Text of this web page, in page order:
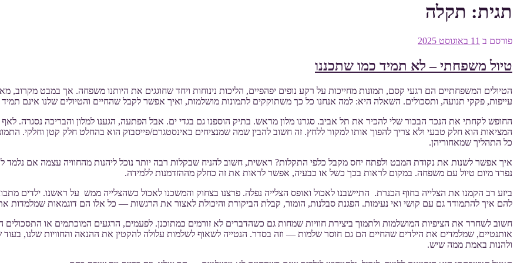
תגית: תקלה
פורסם ב 11 באוגוסט 2025
טיול משפחתי – לא תמיד כמו שתכננו
הטיולים המשפחתיים הם רגעי קסם, תמונות מחייכות על רקע נופים יפהפיים, הליכות נינוחות ויחד שחוגגים את היותנו משפחה. אך במבט מקרוב,
עייפות, פקקי תנועה, ותסכולים. השאלה היא: למה אנחנו כל כך משתוקקים לתמונות מושלמות, ואיך אפשר לקבל שהחיים והטיולים שלנו אינם
החופש לקחתי את הנכד הבכור שלי להכיר את תל אביב. סגרנו מלון מראש. בתיק הוספנו גם בגדי ים. אבל הפתעה, הגענו למלון והבריכה נסגרה.
המציאות הוא חלק טבעי ולא צריך להפוך אותו למקור ללחץ. זה חשוב להבין שמה שמנציחים באינסטגרם/פייסבוק הוא בהחלט חלק קטן וחלקי.
כל התהליך שמאחוריהן.
איך אפשר לשנות את נקודת המבט ולפתח יחס מקבל כלפי התקלות? ראשית, חשוב להניח שבקלות רבה יותר נוכל ליהנות מהחוויה עצמה אם
נפרד מיום טיול עם משפחה. במקום לראות בכך כשל או כבעיה, אפשר לראות את זה כחלק מההזדמנות ללמידה.
ביזע רב הקמנו את הצלייה בחוף הכנרת. התיישבנו לאכול ואופס הצלייה נפלה. פרצנו בצחוק והמשכנו לאכול כשהצלייה ממש על ראשנו. ילדים
להם איך להתמודד גם עם קושי ואי נעימות. הפגנת סבלנות, הומור, קבלת הביקורת והיכולת לאצור את הרגשות — כל אלו הם דוגמאות שמלמדות
חשוב לשחרר את הציפיות המושלמות ולתמוך ביצירת חוויות שמחות גם כשהדברים לא זורמים כמתוכנן. לפעמים, הרגעים המוכתמים או
אותנטיים, שמלמדים את הילדים שהחיים הם גם חוסר שלמות — וזה בסדר. הנטייה לשאוף לשלמות עלולה להקטין את ההנאה והחוויות שלנו,
ולהנות באמת ממה שיש.